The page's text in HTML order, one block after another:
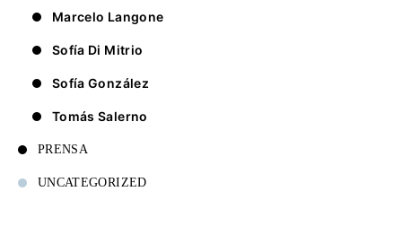
Marcelo Langone
Sofía Di Mitrio
Sofía González
Tomás Salerno
PRENSA
UNCATEGORIZED